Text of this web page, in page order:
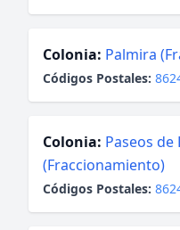
Colonia: Palmira
Códigos Postales:
Colonia: Paseos de
(Fraccionamiento)
Códigos Postales: